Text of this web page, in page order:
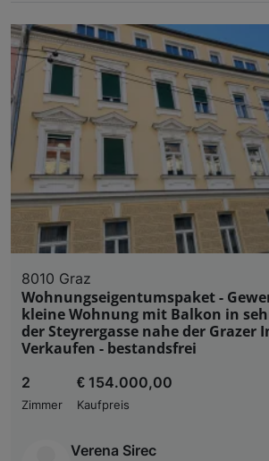
8010 Graz
Wohnungseigentumspaket -
kleine Wohnung mit Balkon in
der Steyrergasse nahe der Grazer
Verkaufen - bestandsfrei
2
Zimmer
€ 154.000,00
Kaufpreis
Verena Sirec